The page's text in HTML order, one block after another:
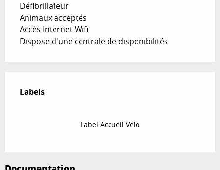
Défibrillateur
Animaux acceptés
Accès Internet Wifi
Dispose d'une centrale de disponibilités
Labels
Labels
Label Accueil Vélo